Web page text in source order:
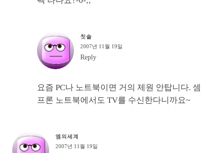
칫솔
2007년 11월 19일
Reply
요즘 PC나 노트북이면 거의 제원 안탑니다. 셈
프론 노트북에서도 TV를 수신한다니까요~
엠의세계
2007년 11월 19일